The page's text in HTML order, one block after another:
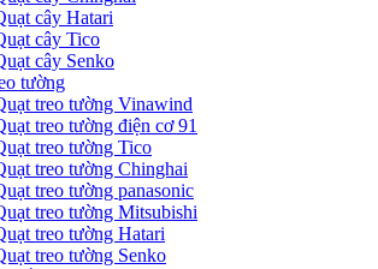
cây Hatari
cây Tico
cây Senko
tường
treo tường Vinawind
treo tường điện cơ 91
treo tường Tico
treo tường Chinghai
treo tường panasonic
treo tường Mitsubishi
treo tường Hatari
treo tường Senko